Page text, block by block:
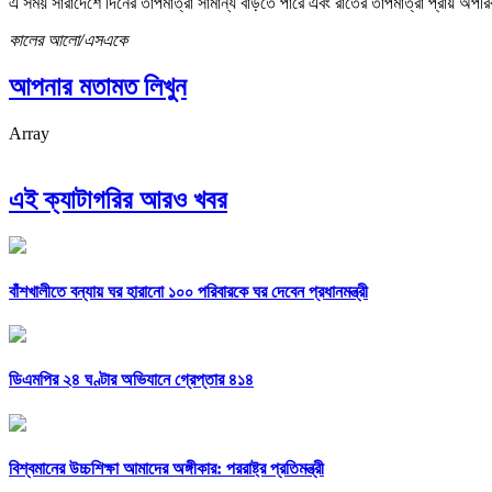
কালের আলো/এসএকে
আপনার মতামত লিখুন
Array
এই ক্যাটাগরির আরও খবর
বাঁশখালীতে বন্যায় ঘর হারানো ১০০ পরিবারকে ঘর দেবেন প্রধানমন্ত্রী
ডিএমপির ২৪ ঘণ্টার অভিযানে গ্রেপ্তার ৪১৪
বিশ্বমানের উচ্চশিক্ষা আমাদের অঙ্গীকার: পররাষ্ট্র প্রতিমন্ত্রী